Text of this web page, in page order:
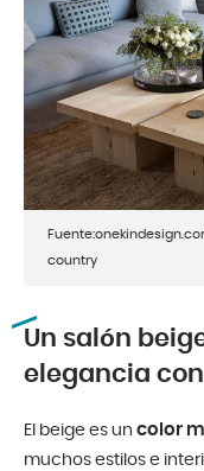
country
Un salón
elegancia
El beige es un color
muchos estilos e